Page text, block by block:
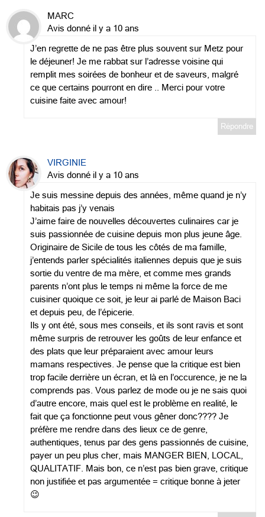
MARC
Avis donné il y a 10 ans
J’en regrette de ne pas être plus souvent sur Metz pour
le déjeuner! Je me rabbat sur l’adresse voisine qui
remplit mes soirées de bonheur et de saveurs, malgré
ce que certains pourront en dire .. Merci pour votre
cuisine faite avec amour!
Répondre
VIRGINIE
Avis donné il y a 10 ans
Je suis messine depuis des années, même quand je n’y
habitais pas j’y venais
J’aime faire de nouvelles découvertes culinaires car je
suis passionnée de cuisine depuis mon plus jeune âge.
Originaire de Sicile de tous les côtés de ma famille,
j’entends parler spécialités italiennes depuis que je suis
sortie du ventre de ma mère, et comme mes grands
parents n’ont plus le temps ni même la force de me
cuisiner quoique ce soit, je leur ai parlé de Maison Baci
et depuis peu, de l’épicerie.
Ils y ont été, sous mes conseils, et ils sont ravis et sont
même surpris de retrouver les goûts de leur enfance et
des plats que leur préparaient avec amour leurs
mamans respectives. Je pense que la critique est bien
trop facile derrière un écran, et là en l’occurence, je ne la
comprends pas. Vous parlez de mode ou je ne sais quoi
d’autre encore, mais quel est le problème en realité, le
fait que ça fonctionne peut vous gêner donc???? Je
préfère me rendre dans des lieux ce de genre,
authentiques, tenus par des gens passionnés de cuisine,
payer un peu plus cher, mais MANGER BIEN, LOCAL,
QUALITATIF. Mais bon, ce n’est pas bien grave, critique
non justifiée et pas argumentée = critique bonne à jeter
😉